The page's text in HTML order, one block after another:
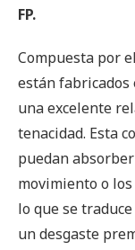
FP.
Compuesta por el
están fabricados
una excelente
tenacidad. Esta
puedan
movimiento o
lo que se
un desgaste